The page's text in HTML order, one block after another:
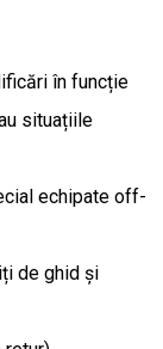
în funcție
situațiile
echipate off-
de ghid și